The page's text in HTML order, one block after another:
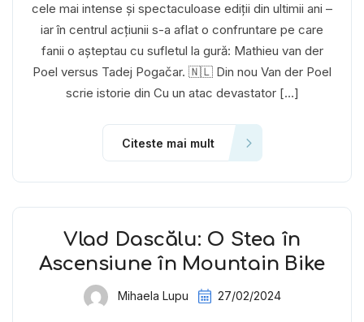
cele mai intense și spectaculoase ediții din ultimii ani –
iar în centrul acțiunii s-a aflat o confruntare pe care
fanii o așteptau cu sufletul la gură: Mathieu van der
Poel versus Tadej Pogačar. 🇳🇱 Din nou Van der Poel
scrie istorie din Cu un atac devastator […]
Citeste mai mult
Vlad Dascălu: O Stea în
Ascensiune în Mountain Bike
Mihaela Lupu 27/02/2024